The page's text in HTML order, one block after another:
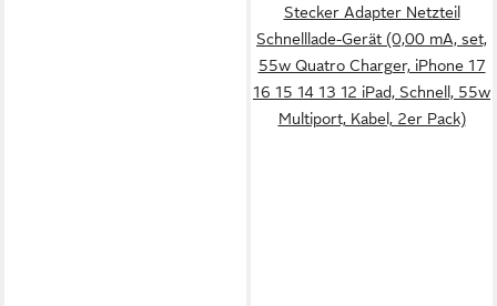
Stecker Adapter Netzteil
Schnelllade-Gerät (0,00 mA, set,
55w Quatro Charger, iPhone 17
16 15 14 13 12 iPad, Schnell, 55w
Multiport, Kabel, 2er Pack)